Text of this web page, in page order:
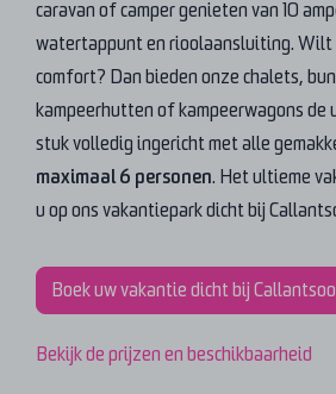
caravan of camper genieten van 10
watertappunt en rioolaansluiting. Wilt
comfort? Dan bieden onze chalets,
kampeerhutten of kampeerwagons de
stuk volledig ingericht met alle
maximaal 6 personen. Het ultieme
u op ons vakantiepark dicht bij
Boek uw vakantie dicht bij
Bekijk de prijzen en beschikbaarheid